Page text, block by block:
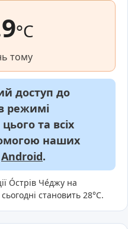
°C
тому
доступ до
режимі
та всіх
наших
Android.
О́стрів Че́джу на
становить 28°C.